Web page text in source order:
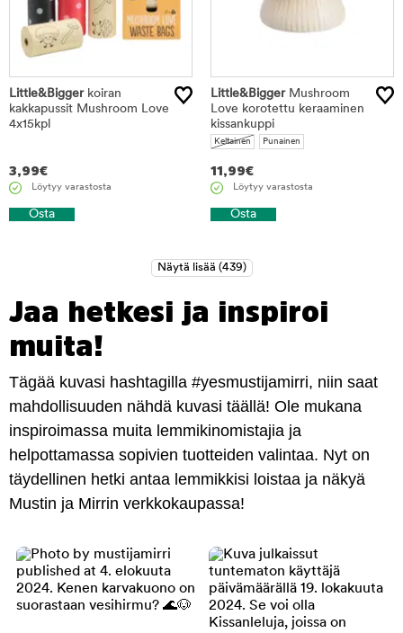
Little&Biggerkoiran
kakkapussit Mushroom Love
4x15kpl
3,99€
Löytyy varastosta
Osta
Little&BiggerMushroom
Love korotettu keraaminen
kissankuppi
Keltainen Punainen
11,99€
Löytyy varastosta
Osta
Jaa hetkesi ja inspiroi
muita!
Tägää kuvasi hashtagilla #yesmustijamirri, niin saat
mahdollisuuden nähdä kuvasi täällä! Ole mukana
inspiroimassa muita lemmikinomistajia ja
helpottamassa sopivien tuotteiden valintaa. Nyt on
täydellinen hetki antaa lemmikkisi loistaa ja näkyä
Mustin ja Mirrin verkkokaupassa!